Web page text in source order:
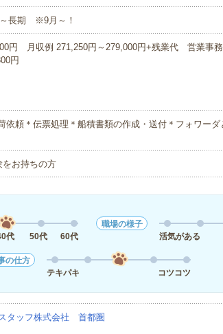
～長期 ※9月～！
円 月収例 271,250円～279,000円+残業代 営業事
円
依頼＊伝票処理＊船積書類の作成・送付＊フォワー
お持ちの方
代 50代 60代
職場の様子
活気がある
の仕方
テキパキ
コツコツ
タッフ株式会社 首都圏